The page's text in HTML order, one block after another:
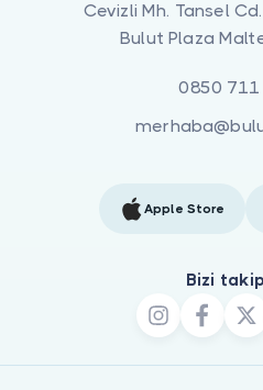
Cevizli Mh. Tansel
Bulut Plaza
0850 711
Apple Store
Bizi